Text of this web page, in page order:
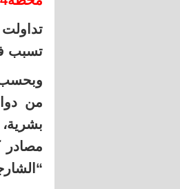
تسبب
وبحسب
من
مصادر